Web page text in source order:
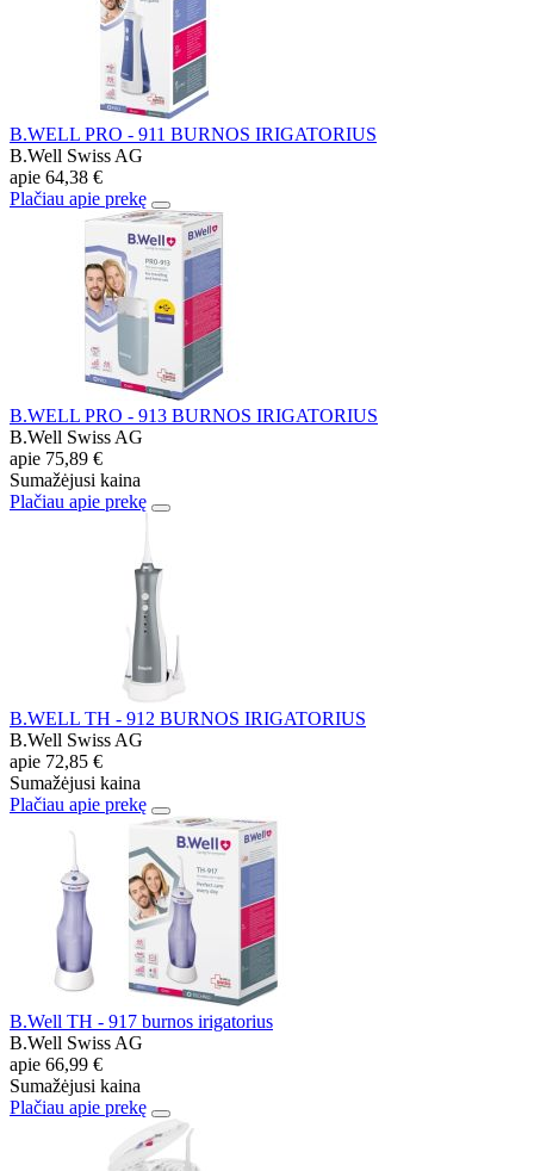
B.WELL PRO - 911 BURNOS IRIGATORIUS
B.Well Swiss AG
apie 64,38 €
Plačiau apie prekę
B.WELL PRO - 913 BURNOS IRIGATORIUS
B.Well Swiss AG
apie 75,89 €
Sumažėjusi kaina
Plačiau apie prekę
B.WELL TH - 912 BURNOS IRIGATORIUS
B.Well Swiss AG
apie 72,85 €
Sumažėjusi kaina
Plačiau apie prekę
B.Well TH - 917 burnos irigatorius
B.Well Swiss AG
apie 66,99 €
Sumažėjusi kaina
Plačiau apie prekę